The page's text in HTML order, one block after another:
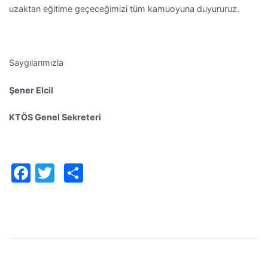
uzaktan eğitime geçeceğimizi tüm kamuoyuna duyururuz.
Saygılarımızla
Şener Elcil
KTÖS Genel Sekreteri
Facebook
Twitter